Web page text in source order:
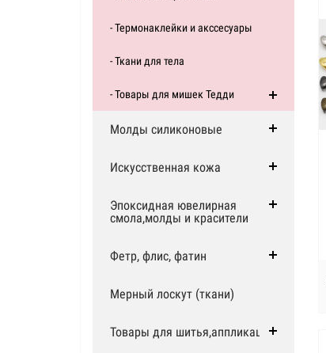
- Термонаклейки и акссесуары
- Ткани для тела
- Товары для мишек Тедди
Молды силиконовые
Искусственная кожа
Эпоксидная ювелирная
смола,молды и красители
Фетр, флис, фатин
Мерный лоскут (ткани)
Товары для шитья,аппликации